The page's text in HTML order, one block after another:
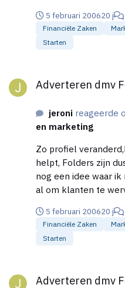
5 februari 200620 j
Financiële Zaken
Starten
Adverteren dmv
jeroni reageerde
en marketing
Zo profiel
helpt, Folders zijn dus niet echt effectief? Iemand
nog een idee waar
al om klanten te
Zoek dus een snel
te werven
5 februari 200620 j
Financiële Zaken
Starten
Adverteren dmv